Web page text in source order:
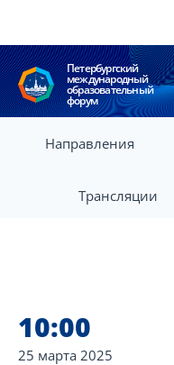
Петербургский
международный
образовательный
форум
Направления
Трансляции
10:00
25 марта 2025